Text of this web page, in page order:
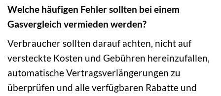
Welche häufigen Fehler sollten bei einem
Gasvergleich vermieden werden?
Verbraucher sollten darauf achten, nicht auf
versteckte Kosten und Gebühren hereinzufallen,
automatische Vertragsverlängerungen zu
überprüfen und alle verfügbaren Rabatte und